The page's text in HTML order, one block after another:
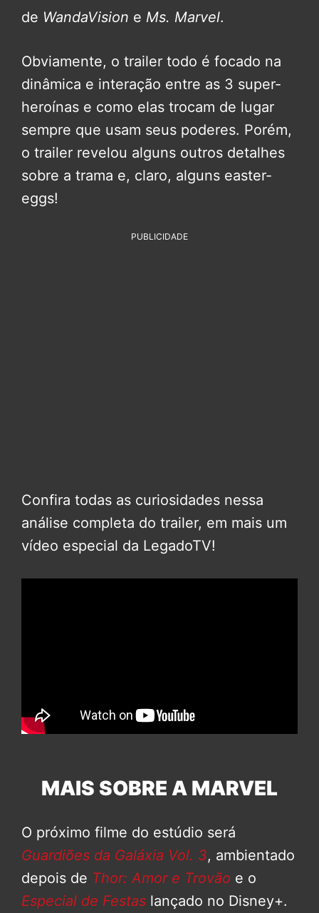
de WandaVision e Ms. Marvel.
Obviamente, o trailer todo é focado na
dinâmica e interação entre as 3 super-
heroínas e como elas trocam de lugar
sempre que usam seus poderes. Porém,
o trailer revelou alguns outros detalhes
sobre a trama e, claro, alguns easter-
eggs!
PUBLICIDADE
Confira todas as curiosidades nessa
análise completa do trailer, em mais um
vídeo especial da LegadoTV!
MAIS SOBRE A MARVEL
O próximo filme do estúdio será
Guardiões da Galáxia Vol. 3, ambientado
depois de Thor: Amor e Trovão e o
Especial de Festas lançado no Disney+.